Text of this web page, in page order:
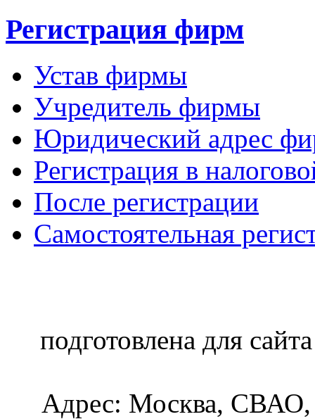
Регистрация фирм
Устав фирмы
Учредитель фирмы
Юридический адрес
Регистрация в
После регистрации
Самостоятельная
подготовлена для
Адрес: Москва, СВАО,